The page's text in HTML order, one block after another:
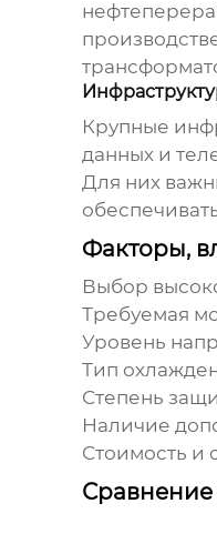
Крупные
данных и
Для них
Факторы,
Выбор
Требуемая
Уровень
Тип
Степень
Наличие
Стоимость и
Сравнение